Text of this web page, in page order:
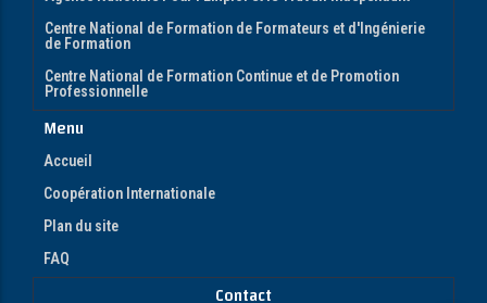
Centre National de Formation de Formateurs et d'Ingénierie
de Formation
Centre National de Formation Continue et de Promotion
Professionnelle
Menu
Accueil
Coopération Internationale
Plan du site
FAQ
Contact